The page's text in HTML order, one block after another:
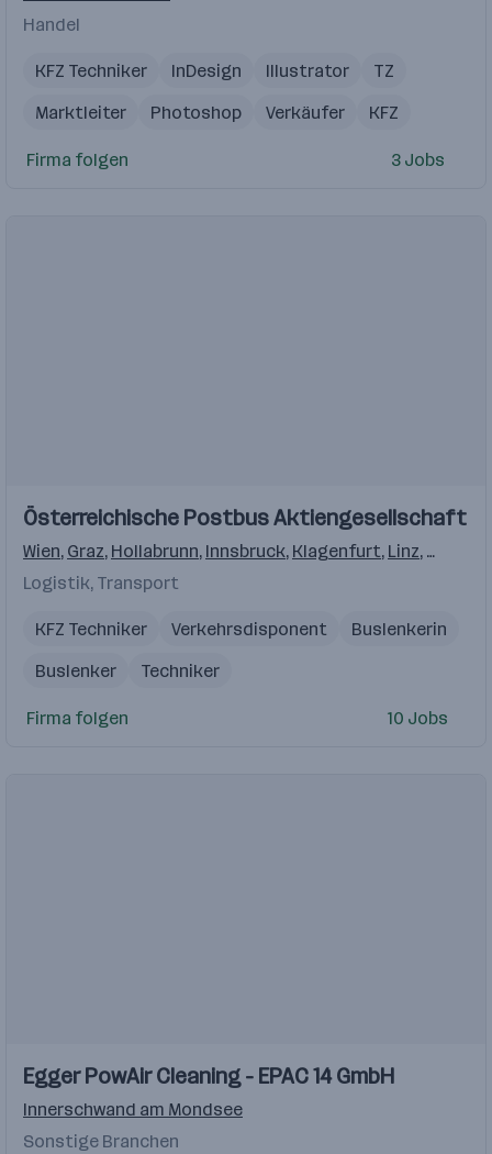
Handel
KFZ Techniker InDesign Illustrator
TZ
Marktleiter
Photoshop Verkäufer KFZ
Firma folgen 3 Jobs
Videos
Einblicke
Einblicke
Österreichische Postbus Aktiengesellschaft
Wien, Graz, Hollabrunn, Innsbruck, Klagenfurt, Linz,
Logistik, Transport
KFZ Techniker Verkehrsdisponent
Buslenkerin
Buslenker
Techniker
Firma folgen 10 Jobs
Egger PowAir Cleaning - EPAC 14 GmbH
Innerschwand am Mondsee
Sonstige Branchen